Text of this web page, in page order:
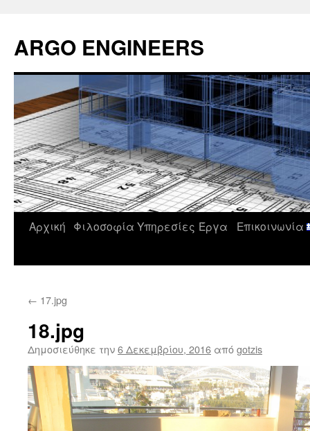
περιεχόμενο
ARGO ENGINEERS
Αρχική Φιλοσοφία Υπηρεσίες Έργα
Επικοινωνία
← 17.jpg
18.jpg
Δημοσιεύθηκε την6 Δεκεμβρίου, 2016 απόgotzis